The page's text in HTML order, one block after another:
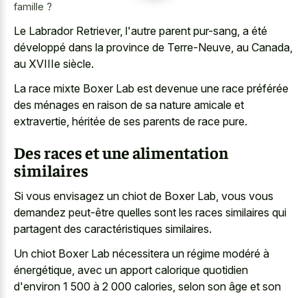
famille ?
Le Labrador Retriever, l'autre parent pur-sang, a été
développé dans la province de Terre-Neuve, au Canada,
au XVIIIe siècle.
La race mixte Boxer Lab est devenue une race préférée
des ménages en raison de sa nature amicale et
extravertie, héritée de ses parents de race pure.
Des races et une alimentation
similaires
Si vous envisagez un chiot de Boxer Lab, vous vous
demandez peut-être quelles sont les races similaires qui
partagent des caractéristiques similaires.
Un chiot Boxer Lab nécessitera un régime modéré à
énergétique, avec un apport calorique quotidien
d'environ 1 500 à 2 000 calories, selon son âge et son